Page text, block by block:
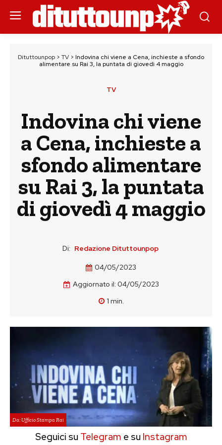
Dituttounpop > TV > Indovina chi viene a Cena, inchieste a sfondo
alimentare su Rai 3, la puntata di giovedì 4 maggio
TV
Indovina chi viene
a Cena, inchieste a
sfondo alimentare
su Rai 3, la puntata
di giovedì 4 maggio
Di: Redazione Dituttounpop
04/05/2023
Aggiornato il: 04/05/2023
1 min.
Da: Ufficio Stampa Rai
Seguici su Telegram e su Instagram